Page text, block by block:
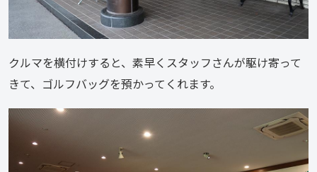
クルマを横付けすると、素早くスタッフさんが駆け寄って
きて、ゴルフバッグを預かってくれます。